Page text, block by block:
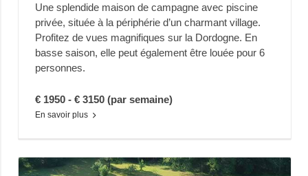
Une splendide maison de campagne avec piscine
privée, située à la périphérie d’un charmant village.
Profitez de vues magnifiques sur la Dordogne. En
basse saison, elle peut également être louée pour 6
personnes.
€ 1950 - € 3150 (par semaine)
En savoir plus